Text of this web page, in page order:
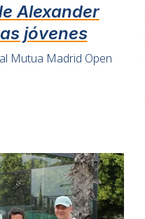
Alexander
jóvenes
Mutua Madrid Open